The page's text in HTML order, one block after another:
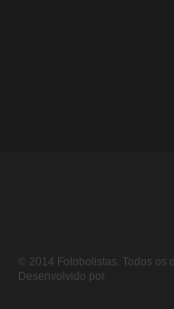
© 2014 Fotobolistas. Todos os
Desenvolvido por